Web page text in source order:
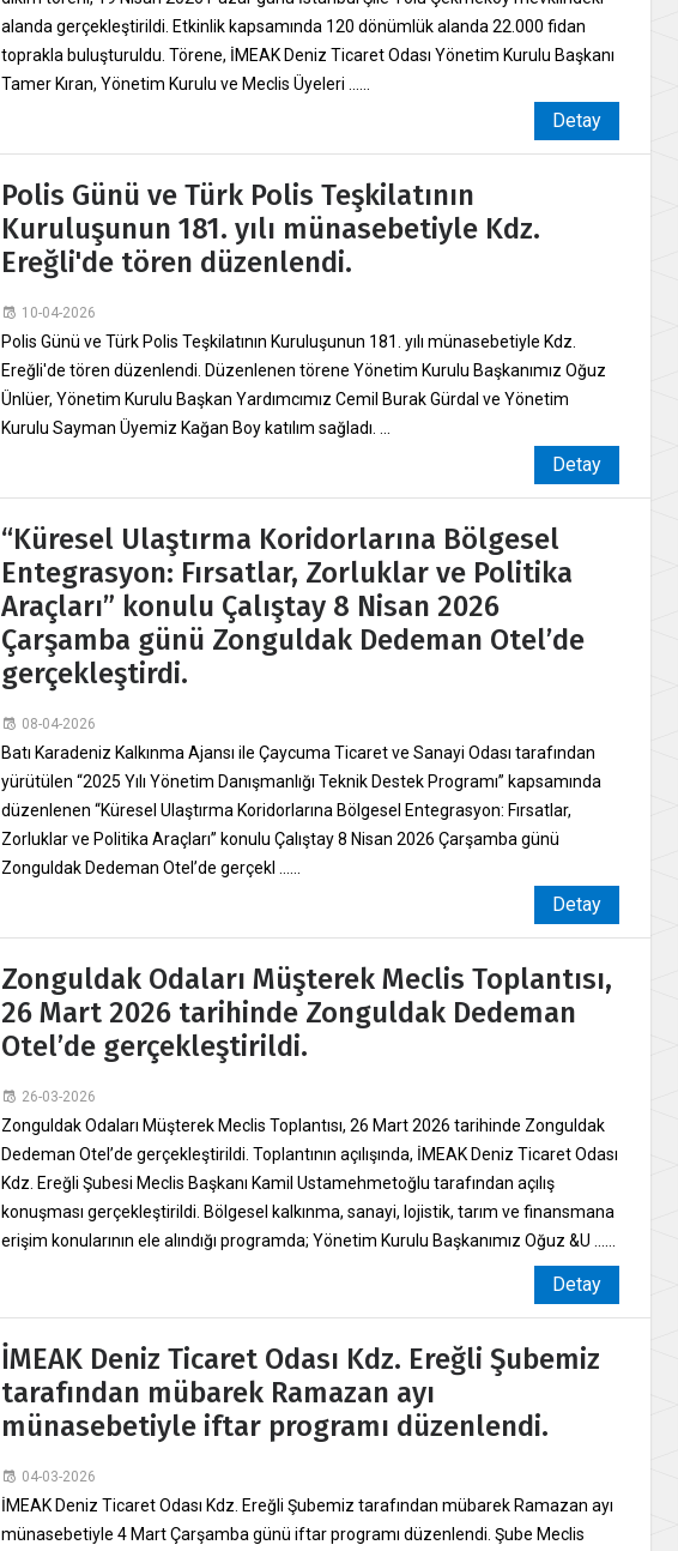
alanda gerçekleştirildi. Etkinlik kapsamında 120 dönümlük alanda 22.000 fidan
toprakla buluşturuldu. Törene, İMEAK Deniz Ticaret Odası Yönetim Kurulu Başkanı
Tamer Kıran, Yönetim Kurulu ve Meclis Üyeleri ......
Detay
Polis Günü ve Türk Polis Teşkilatının
Kuruluşunun 181. yılı münasebetiyle Kdz.
Ereğli'de tören düzenlendi.
10-04-2026
Polis Günü ve Türk Polis Teşkilatının Kuruluşunun 181. yılı münasebetiyle Kdz.
Ereğli'de tören düzenlendi. Düzenlenen törene Yönetim Kurulu Başkanımız Oğuz
Ünlüer, Yönetim Kurulu Başkan Yardımcımız Cemil Burak Gürdal ve Yönetim
Kurulu Sayman Üyemiz Kağan Boy katılım sağladı. ...
Detay
“Küresel Ulaştırma Koridorlarına Bölgesel
Entegrasyon: Fırsatlar, Zorluklar ve Politika
Araçları” konulu Çalıştay 8 Nisan 2026
Çarşamba günü Zonguldak Dedeman Otel’de
gerçekleştirdi.
08-04-2026
Batı Karadeniz Kalkınma Ajansı ile Çaycuma Ticaret ve Sanayi Odası tarafından
yürütülen “2025 Yılı Yönetim Danışmanlığı Teknik Destek Programı” kapsamında
düzenlenen “Küresel Ulaştırma Koridorlarına Bölgesel Entegrasyon: Fırsatlar,
Zorluklar ve Politika Araçları” konulu Çalıştay 8 Nisan 2026 Çarşamba günü
Zonguldak Dedeman Otel’de gerçekl ......
Detay
Zonguldak Odaları Müşterek Meclis Toplantısı,
26 Mart 2026 tarihinde Zonguldak Dedeman
Otel’de gerçekleştirildi.
26-03-2026
Zonguldak Odaları Müşterek Meclis Toplantısı, 26 Mart 2026 tarihinde Zonguldak
Dedeman Otel’de gerçekleştirildi. Toplantının açılışında, İMEAK Deniz Ticaret Odası
Kdz. Ereğli Şubesi Meclis Başkanı Kamil Ustamehmetoğlu tarafından açılış
konuşması gerçekleştirildi. Bölgesel kalkınma, sanayi, lojistik, tarım ve finansmana
erişim konularının ele alındığı programda; Yönetim Kurulu Başkanımız Oğuz &U ......
Detay
İMEAK Deniz Ticaret Odası Kdz. Ereğli Şubemiz
tarafından mübarek Ramazan ayı
münasebetiyle iftar programı düzenlendi.
04-03-2026
İMEAK Deniz Ticaret Odası Kdz. Ereğli Şubemiz tarafından mübarek Ramazan ayı
münasebetiyle 4 Mart Çarşamba günü iftar programı düzenlendi. Şube Meclis